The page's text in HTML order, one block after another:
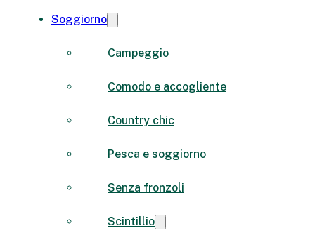
Soggiorno
Campeggio
Comodo e accogliente
Country chic
Pesca e soggiorno
Senza fronzoli
Scintillio